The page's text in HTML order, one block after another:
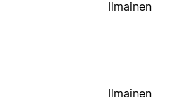
Ilmainen
Ilmainen